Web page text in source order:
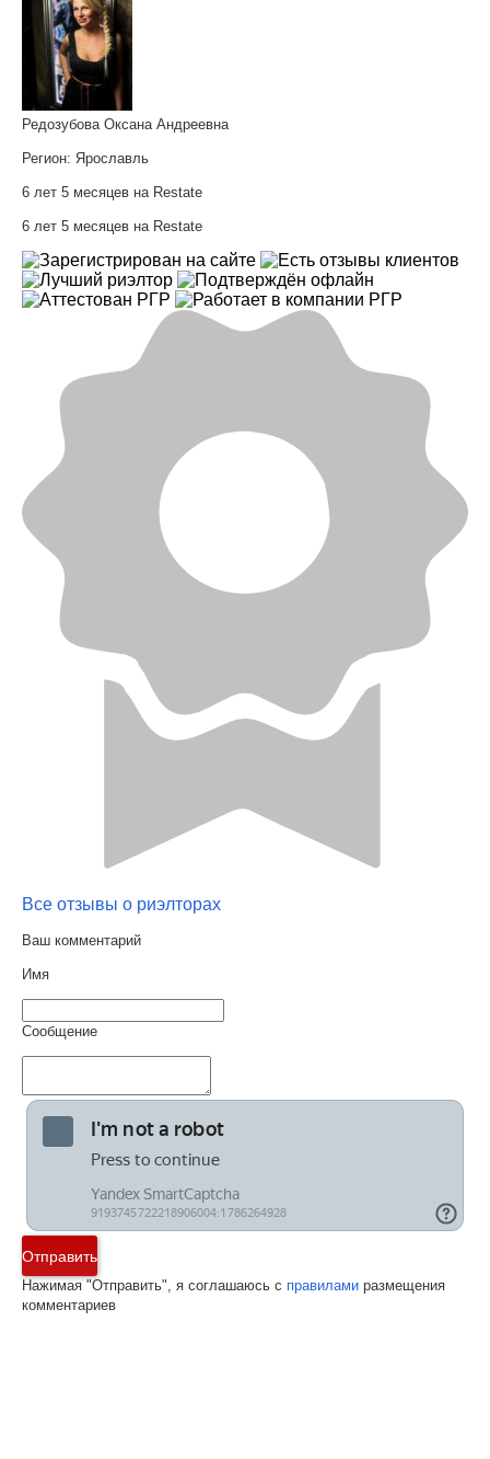
Редозубова Оксана Андреевна
Регион: Ярославль
6 лет 5 месяцев на Restate
6 лет 5 месяцев на Restate
Все отзывы о риэлторах
Ваш комментарий
Имя
Сообщение
Отправить
Нажимая "Отправить", я соглашаюсь с правилами размещения
комментариев